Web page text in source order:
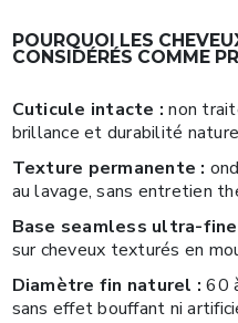
POURQUOI LES
CONSIDÉRÉS COMME
Cuticule intacte : non
brillance et durabilité
Texture permanente :
au lavage, sans entretien
Base seamless ultra-
sur cheveux texturés en
Diamètre fin naturel : 60
sans effet bouffant ni